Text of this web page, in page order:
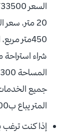
450متر
جميع الخدمات
المتر يباع ب600ريال.
إذا كنت ترغب